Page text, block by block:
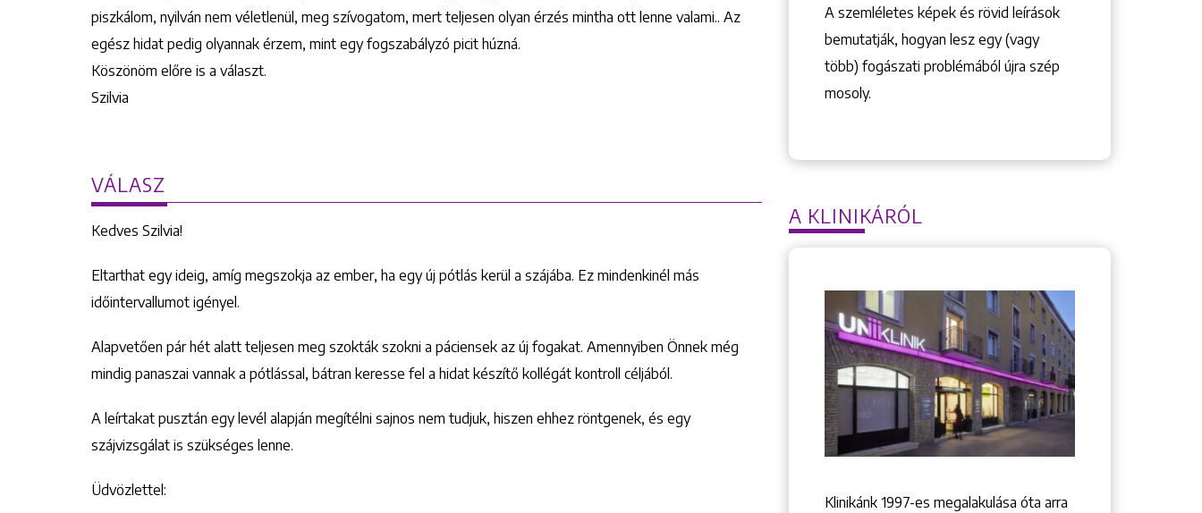
piszkálom, nyilván nem véletlenül, meg szívogatom, mert teljesen olyan érzés mintha ott lenne valami.. Az
egész hidat pedig olyannak érzem, mint egy fogszabályzó picit húzná.
Köszönöm előre is a választ.
Szilvia
VÁLASZ
Kedves Szilvia!
Eltarthat egy ideig, amíg megszokja az ember, ha egy új pótlás kerül a szájába. Ez mindenkinél más
időintervallumot igényel.
Alapvetően pár hét alatt teljesen meg szokták szokni a páciensek az új fogakat. Amennyiben Önnek még
mindig panaszai vannak a pótlással, bátran keresse fel a hidat készítő kollégát kontroll céljából.
A leírtakat pusztán egy levél alapján megítélni sajnos nem tudjuk, hiszen ehhez röntgenek, és egy
szájvizsgálat is szükséges lenne.
Üdvözlettel:
A szemléletes képek és rövid leírások
bemutatják, hogyan lesz egy (vagy
több) fogászati problémából újra szép
mosoly.
A KLINIKÁRÓL
Klinikánk 1997-­es megalakulása óta arra